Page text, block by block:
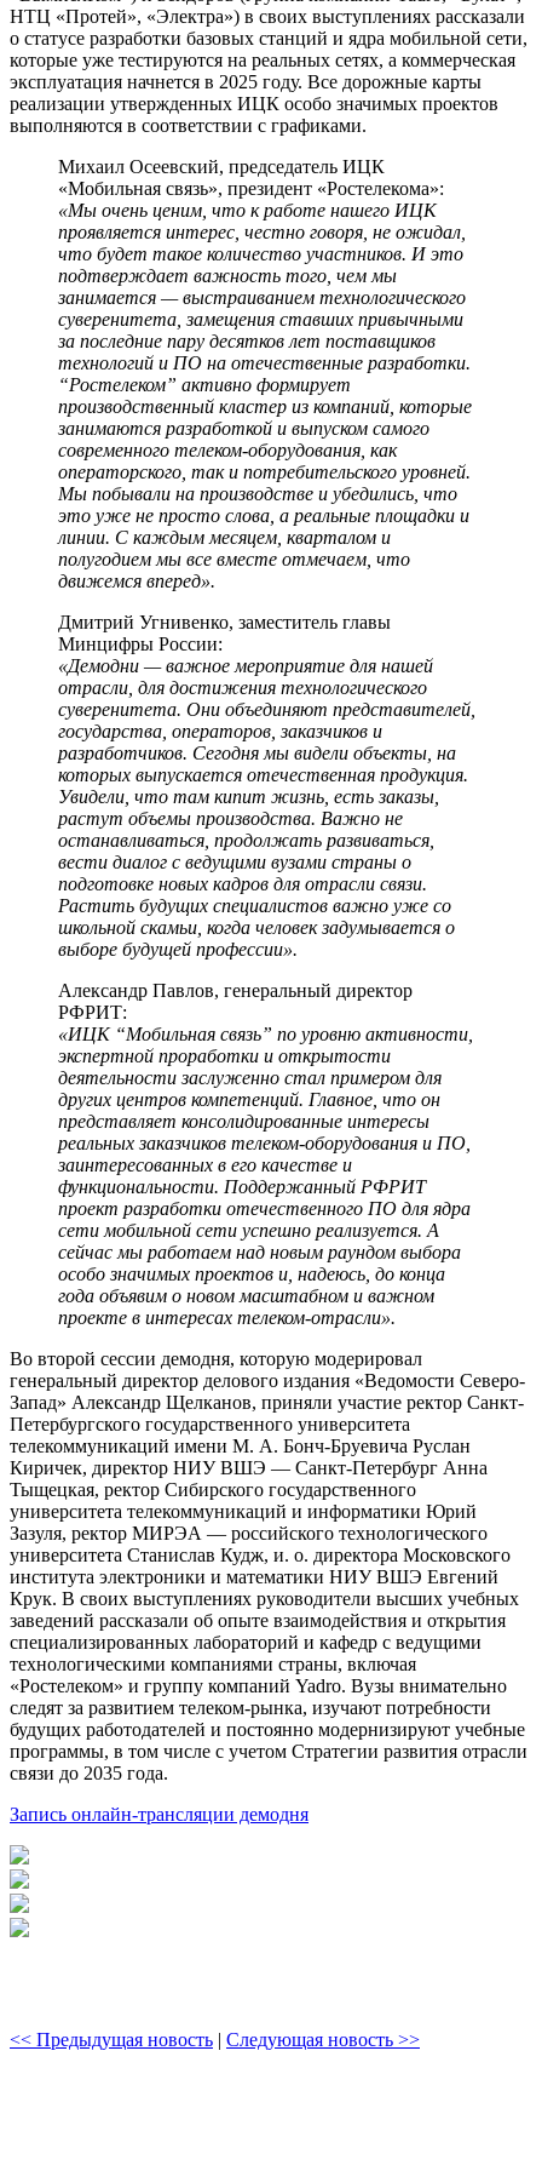
НТЦ «Протей», «Электра») в своих выступлениях рассказали
о статусе разработки базовых станций и ядра мобильной сети,
которые уже тестируются на реальных сетях, а коммерческая
эксплуатация начнется в 2025 году. Все дорожные карты
реализации утвержденных ИЦК особо значимых проектов
выполняются в соответствии с графиками.
Михаил Осеевский, председатель ИЦК
«Мобильная связь», президент «Ростелекома»:
«Мы очень ценим, что к работе нашего ИЦК
проявляется интерес, честно говоря, не ожидал,
что будет такое количество участников. И это
подтверждает важность того, чем мы
занимается — выстраиванием технологического
суверенитета, замещения ставших привычными
за последние пару десятков лет поставщиков
технологий и ПО на отечественные разработки.
“Ростелеком” активно формирует
производственный кластер из компаний, которые
занимаются разработкой и выпуском самого
современного телеком-оборудования, как
операторского, так и потребительского уровней.
Мы побывали на производстве и убедились, что
это уже не просто слова, а реальные площадки и
линии. С каждым месяцем, кварталом и
полугодием мы все вместе отмечаем, что
движемся вперед».
Дмитрий Угнивенко, заместитель главы
Минцифры России:
«Демодни — важное мероприятие для нашей
отрасли, для достижения технологического
суверенитета. Они объединяют представителей,
государства, операторов, заказчиков и
разработчиков. Сегодня мы видели объекты, на
которых выпускается отечественная продукция.
Увидели, что там кипит жизнь, есть заказы,
растут объемы производства. Важно не
останавливаться, продолжать развиваться,
вести диалог с ведущими вузами страны о
подготовке новых кадров для отрасли связи.
Растить будущих специалистов важно уже со
школьной скамьи, когда человек задумывается о
выборе будущей профессии».
Александр Павлов, генеральный директор
РФРИТ:
«ИЦК “Мобильная связь” по уровню активности,
экспертной проработки и открытости
деятельности заслуженно стал примером для
других центров компетенций. Главное, что он
представляет консолидированные интересы
реальных заказчиков телеком-оборудования и ПО,
заинтересованных в его качестве и
функциональности. Поддержанный РФРИТ
проект разработки отечественного ПО для ядра
сети мобильной сети успешно реализуется. А
сейчас мы работаем над новым раундом выбора
особо значимых проектов и, надеюсь, до конца
года объявим о новом масштабном и важном
проекте в интересах телеком-отрасли».
Во второй сессии демодня, которую модерировал
генеральный директор делового издания «Ведомости Северо-
Запад» Александр Щелканов, приняли участие ректор Санкт-
Петербургского государственного университета
телекоммуникаций имени М. А. Бонч-Бруевича Руслан
Киричек, директор НИУ ВШЭ — Санкт-Петербург Анна
Тыщецкая, ректор Сибирского государственного
университета телекоммуникаций и информатики Юрий
Зазуля, ректор МИРЭА — российского технологического
университета Станислав Кудж, и. о. директора Московского
института электроники и математики НИУ ВШЭ Евгений
Крук. В своих выступлениях руководители высших учебных
заведений рассказали об опыте взаимодействия и открытия
специализированных лабораторий и кафедр с ведущими
технологическими компаниями страны, включая
«Ростелеком» и группу компаний Yadro. Вузы внимательно
следят за развитием телеком-рынка, изучают потребности
будущих работодателей и постоянно модернизируют учебные
программы, в том числе с учетом Стратегии развития отрасли
связи до 2035 года.
Запись онлайн-трансляции демодня
<< Предыдущая новость | Следующая новость >>